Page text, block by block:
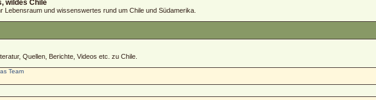
wildes Chile
Lebensraum und wissenswertes rund um Chile und Südamerika.
Quellen, Berichte, Videos etc. zu Chile.
Team